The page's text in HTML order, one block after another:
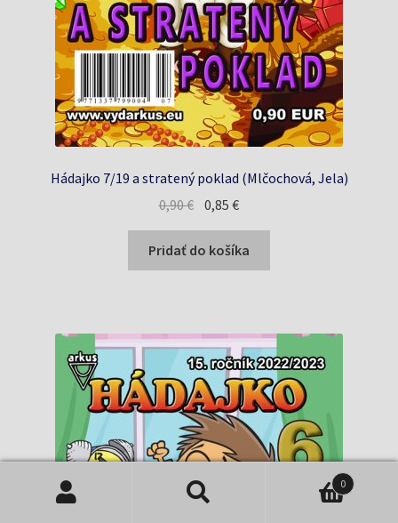
Hádajko 7/19 a stratený poklad (Mlčochová, Jela)
0,90€ Pôvodná
cena
bola:
0,90 €.
0,85€Aktuálna
cena
je:
0,85 €.
Pridať do košíka
0